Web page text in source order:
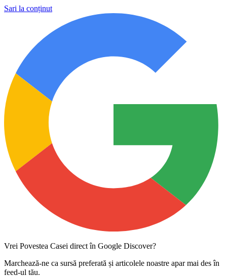
Sari la conținut
Vrei Povestea Casei direct în Google Discover?
Marchează-ne ca sursă preferată și articolele noastre apar mai des în
feed-ul tău.